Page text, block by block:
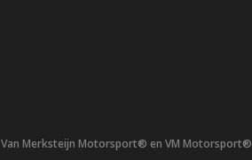
Van Merksteijn Motorsport® en VM Motorsport®